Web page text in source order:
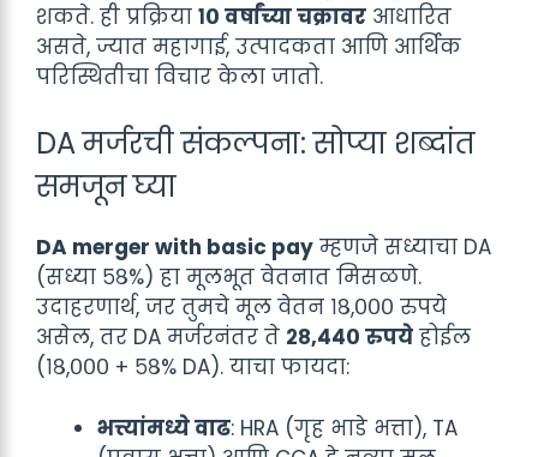
शकते. ही प्रक्रिया १० वर्षांच्या चक्रावर आधारित
असते, ज्यात महागाई, उत्पादकता आणि आर्थिक
परिस्थितीचा विचार केला जातो.
DA मर्जरची संकल्पना: सोप्या शब्दांत
समजून घ्या
DA merger with basic pay म्हणजे सध्याचा DA
(सध्या ५८%) हा मूलभूत वेतनात मिसळणे.
उदाहरणार्थ, जर तुमचे मूल वेतन १८,००० रुपये
असेल, तर DA मर्जरनंतर ते २८,४४० रुपये होईल
(१८,००० + ५८% DA). याचा फायदा:
भत्त्यांमध्ये वाढ: HRA (गृह भाडे भत्ता), TA